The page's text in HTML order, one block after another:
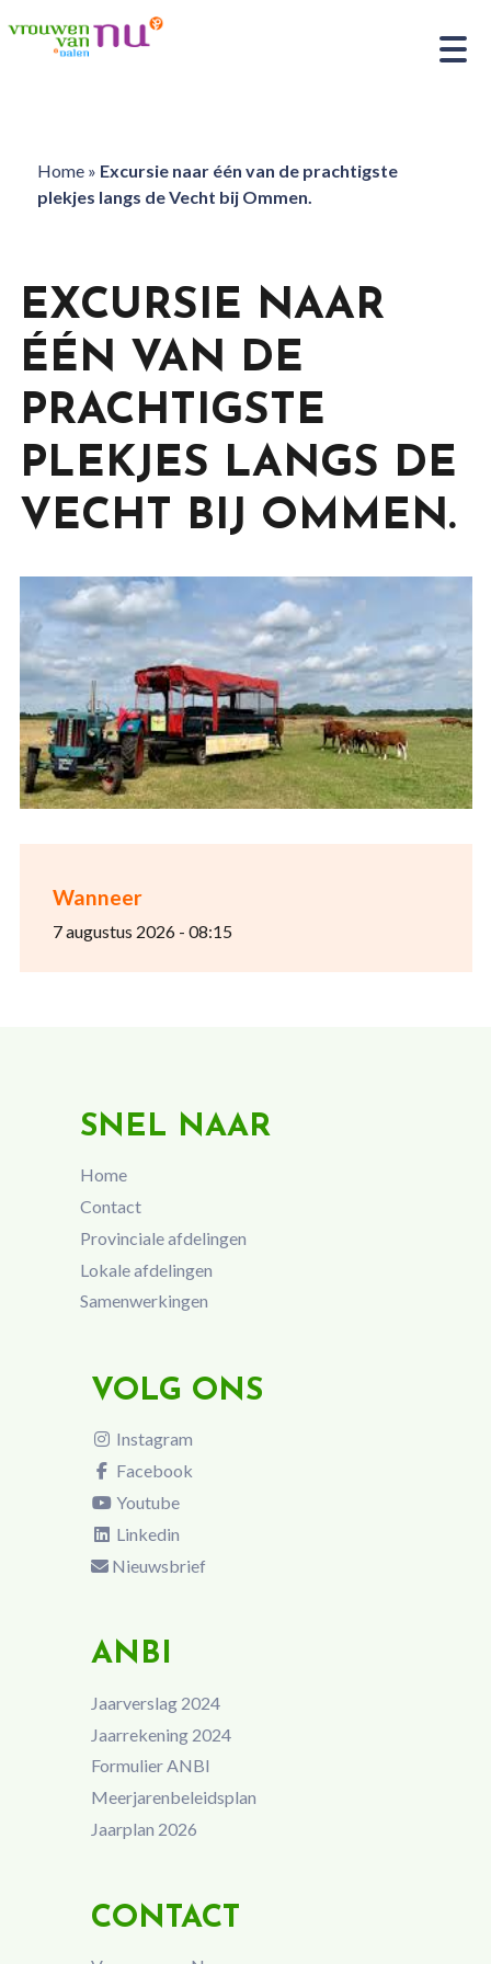
Home» Excursie naar één van de prachtigste
plekjes langs de Vecht bij Ommen.
Wanneer
7 augustus 2026 - 08:15
EXCURSIE NAAR
ÉÉN VAN DE
PRACHTIGSTE
PLEKJES LANGS DE
VECHT BIJ OMMEN.
SNEL NAAR
Home
Contact
Provinciale afdelingen
Lokale afdelingen
Samenwerkingen
VOLG ONS
Instagram
Facebook
Youtube
Linkedin
Nieuwsbrief
ANBI
Jaarverslag 2024
Jaarrekening 2024
Formulier ANBI
Meerjarenbeleidsplan
Jaarplan 2026
CONTACT